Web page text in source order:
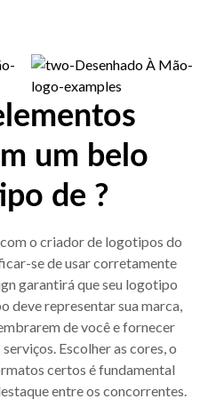
um belo
de ?
o criador de logotipos do
se de usar corretamente
garantirá que seu logotipo
deve representar sua marca,
de você e fornecer
Escolher as cores, o
certos é fundamental
entre os concorrentes.